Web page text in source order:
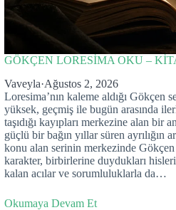
GÖKÇEN LORESİMA OKU –
Vaveyla·Ağustos 2, 2026
Loresima’nın kaleme aldığı Gökçen
yüksek, geçmiş ile bugün arasında
taşıdığı kayıpları merkezine alan bir
güçlü bir bağın yıllar süren ayrılığın
konu alan serinin merkezinde
karakter, birbirlerine duydukları
kalan acılar ve sorumluluklarla da…
Okumaya Devam Et